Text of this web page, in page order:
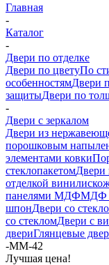
Главная
-
Каталог
-
Двери по отделке
Двери по цветуПо
особенностямДвери
защитыДвери по
-
Двери с зеркалом
Двери из
порошковым
элементами ковки
стеклопакетом
отделкой
панелями МДФМДФ
шпонДвери со
со стекломДвери с
двериГлянцевые
-ММ-42
Лучшая цена!